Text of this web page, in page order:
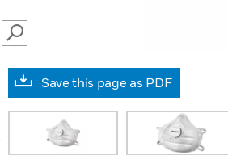
SEARCH
Save this page as PDF